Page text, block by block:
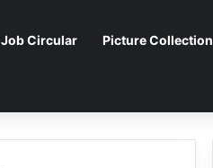
Job Circular Picture Collection